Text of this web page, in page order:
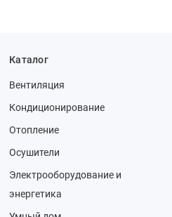
Каталог
Вентиляция
Кондиционирование
Отопление
Осушители
Электрооборудование и
энергетика